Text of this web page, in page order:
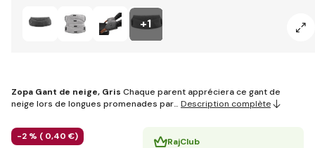
+1
Zopa Gant de neige, Gris Chaque parent appréciera ce gant de
neige lors de longues promenades par… Description complète
-2 % ( 0,40 €)
RajClub